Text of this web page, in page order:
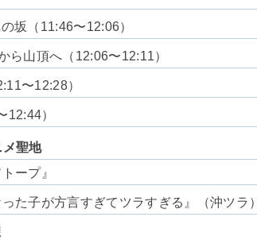
坂（11:46〜12:06）
ら山頂へ（12:06〜12:11）
〜12:28）
12:44）
メ聖地
ープ』
った子が方言すぎてツラすぎる』（沖ツラ）